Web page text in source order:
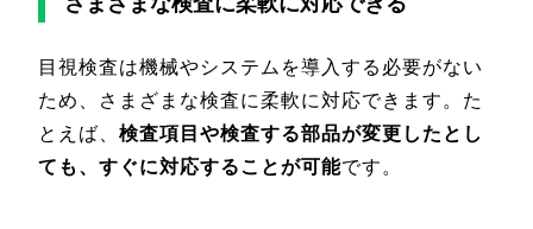
目視検査は機械やシステムを導入する必要がない
ため、さまざまな検査に柔軟に対応できます。た
とえば、 検査項目や検査する部品が変更したとし
ても、すぐに対応することが可能です。